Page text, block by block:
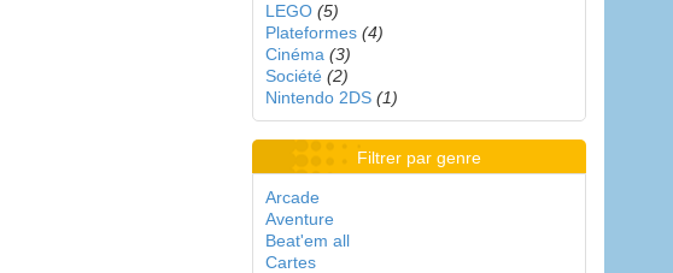
LEGO (5)
Plateformes (4)
Cinéma (3)
Société (2)
Nintendo 2DS (1)
Filtrer par genre
Arcade
Aventure
Beat'em all
Cartes